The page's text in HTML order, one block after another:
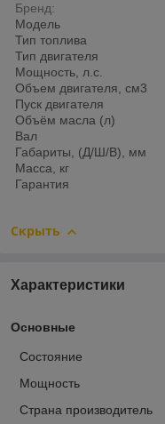
Бренд:
Модель
Тип топлива
Тип двигателя
Мощность, л.с.
Объем двигателя, см3
Пуск двигателя
Объём масла (л)
Вал
Габариты, (Д/Ш/В), мм
Масса, кг
Гарантия
Скрыть
Характеристики
Основные
Состояние
Мощность
Страна производитель